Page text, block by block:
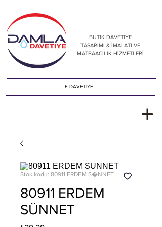
BUTİK DAVETİYE
TASARIMI & İMALATI VE
MATBAACILIK HİZMETLERİ
E-DAVETİYE
Stok kodu: 80911 ERDEM S�NNET
80911 ERDEM
SÜNNET